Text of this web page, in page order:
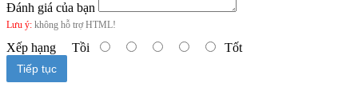
Đánh giá của bạn
Lưu ý: không hỗ trợ HTML!
Xếp hạng Tồi Tốt
Tiếp tục